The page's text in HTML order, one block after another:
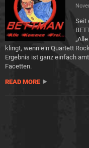
Seit
klingt, wenn ein Quartett
Ergebnis ist ganz einfach
Facetten.
READ MORE